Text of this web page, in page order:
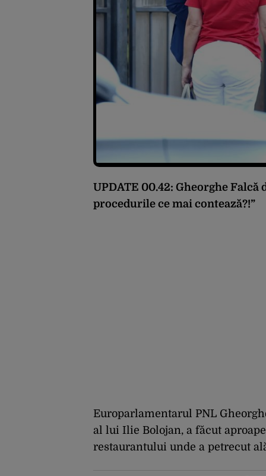
UPDATE 00.42: Gheorghe Falcă
procedurile ce mai contează?!”
Europarlamentarul PNL
al lui Ilie Bolojan, a făcut
restaurantului unde a petrecut